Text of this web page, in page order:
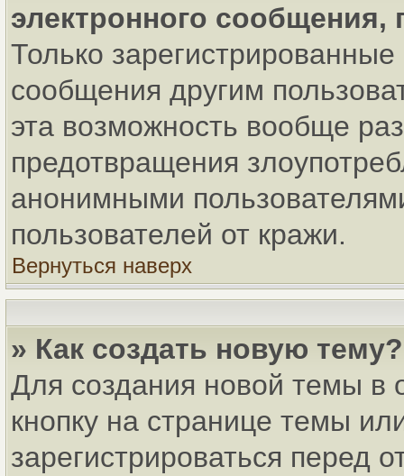
электронного сообщения,
Только
сообщения другим
эта возможность вообще
предотвращения
анонимными
пользователей от кражи.
Вернуться наверх
» Как создать новую тему?
Для создания новой темы в
кнопку на странице темы
зарегистрироваться перед